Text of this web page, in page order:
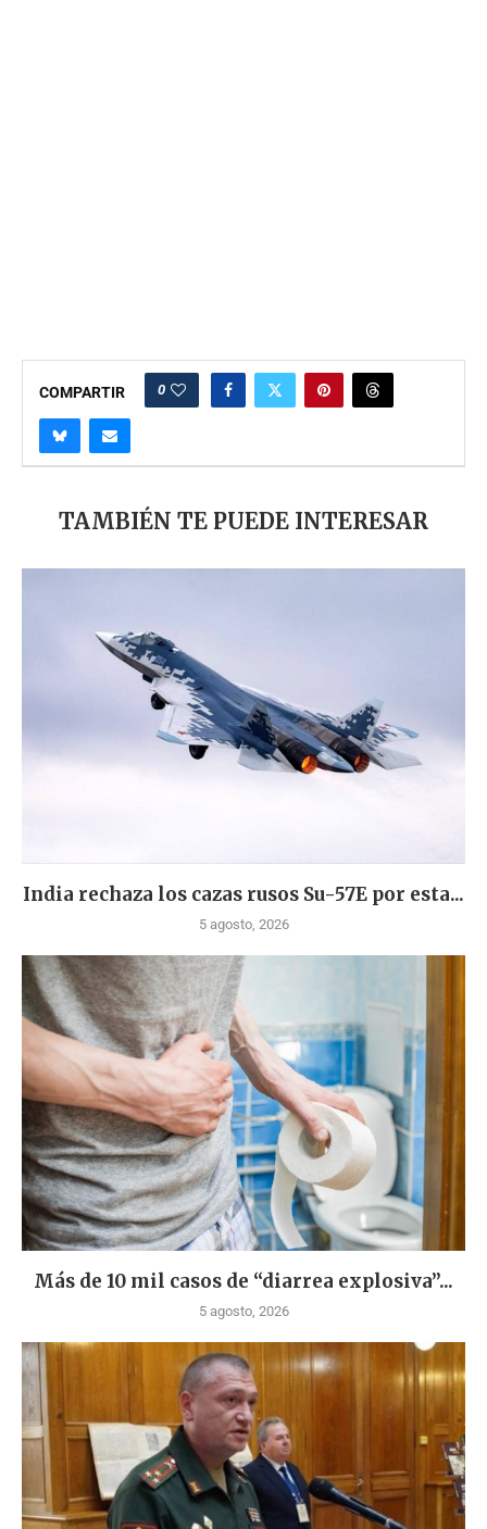
COMPARTIR 0
TAMBIÉN TE PUEDE INTERESAR
India rechaza los cazas rusos Su-57E por esta...
5 agosto, 2026
Más de 10 mil casos de “diarrea explosiva”...
5 agosto, 2026